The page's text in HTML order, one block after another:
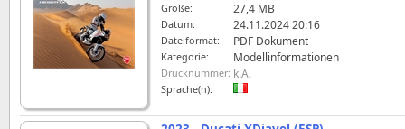
Größe: 27,4 MB
Datum: 24.11.2024 20:16
Dateiformat: PDF Dokument
Kategorie: Modellinformationen
Drucknummer: k.A.
Sprache(n):